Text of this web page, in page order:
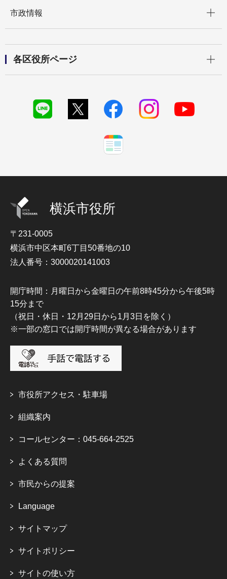
市政情報
各区役所ページ
横浜市役所
〒231-0005
横浜市中区本町6丁目50番地の10
法人番号：3000020141003
開庁時間：月曜日から金曜日の午前8時45分から午後5時
15分まで
（祝日・休日・12月29日から1月3日を除く）
※一部の窓口では開庁時間が異なる場合があります
市役所アクセス・駐車場
組織案内
コールセンター：045-664-2525
よくある質問
市民からの提案
Language
サイトマップ
サイトポリシー
サイトの使い方